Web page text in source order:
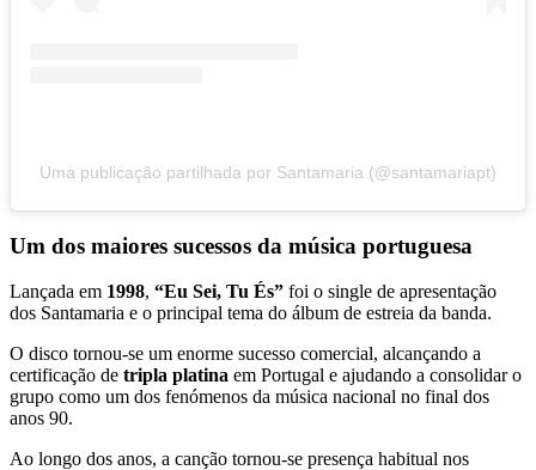
Uma publicação partilhada por Santamaria (@santamariapt)
Um dos maiores sucessos da música portuguesa
Lançada em 1998, “Eu Sei, Tu És” foi o single de apresentação
dos Santamaria e o principal tema do álbum de estreia da banda.
O disco tornou-se um enorme sucesso comercial, alcançando a
certificação de tripla platina em Portugal e ajudando a consolidar o
grupo como um dos fenómenos da música nacional no final dos
anos 90.
Ao longo dos anos, a canção tornou-se presença habitual nos